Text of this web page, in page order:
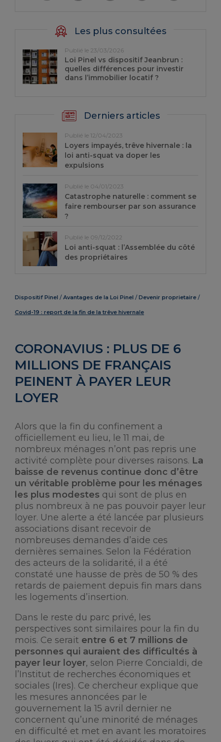
Dispositif Pinel Avantages de la Loi Pinel Devenir proprietaire
Covid-19 : report de la fin de la trêve hivernale
CORONAVIUS : PLUS DE 6
MILLIONS DE FRANÇAIS
PEINENT À PAYER LEUR
LOYER
Alors que la fin du confinement a
officiellement eu lieu, le 11 mai, de
nombreux ménages n’ont pas repris une
activité complète pour diverses raisons. La
baisse de revenus continue donc d’être
un véritable problème pour les ménages
les plus modestes qui sont de plus en
plus nombreux à ne pas pouvoir payer leur
loyer. Une alerte a été lancée par plusieurs
associations disant recevoir de
nombreuses demandes d’aide ces
dernières semaines. Selon la Fédération
des acteurs de la solidarité, il a été
constaté une hausse de près de 50 % des
retards de paiement depuis fin mars dans
les logements d’insertion.
Dans le reste du parc privé, les
perspectives sont similaires pour la fin du
mois. Ce serait entre 6 et 7 millions de
personnes qui auraient des difficultés à
payer leur loyer, selon Pierre Concialdi, de
l’Institut de recherches économiques et
sociales (Ires). Ce chercheur explique que
les mesures annoncées par le
gouvernement la 15 avril dernier ne
concernent qu’une minorité de ménages
en difficulté et met en avant les moratoires
Les plus consultées
Publié le 23/03/2026
Loi Pinel vs dispositif Jeanbrun :
quelles différences pour investir
dans l’immobilier locatif ?
Derniers articles
Publié le 12/04/2023
Loyers impayés, trêve hivernale : la
loi anti-squat va doper les
expulsions
Publié le 04/01/2023
Catastrophe naturelle : comment se
faire rembourser par son assurance
?
Publié le 09/12/2022
Loi anti-squat : l’Assemblée du côté
des propriétaires